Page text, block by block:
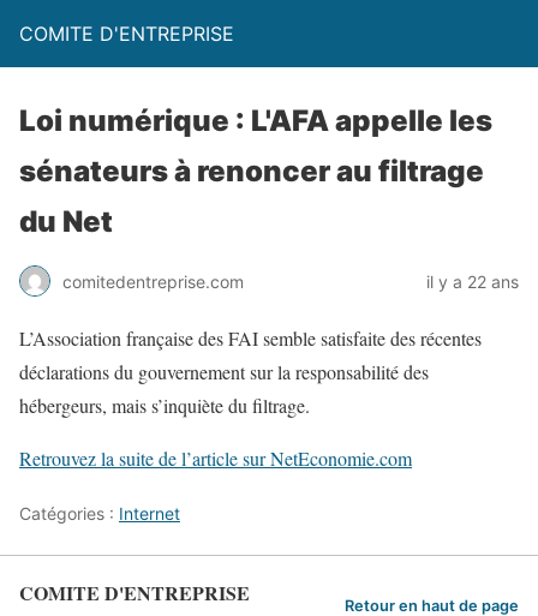
COMITE D'ENTREPRISE
Loi numérique : L'AFA appelle les
sénateurs à renoncer au filtrage
du Net
comitedentreprise.com il y a 22 ans
L’Association française des FAI semble satisfaite des récentes
déclarations du gouvernement sur la responsabilité des
hébergeurs, mais s’inquiète du filtrage.
Retrouvez la suite de l’article sur NetEconomie.com
Catégories : Internet
COMITE D'ENTREPRISE Retour en haut de page